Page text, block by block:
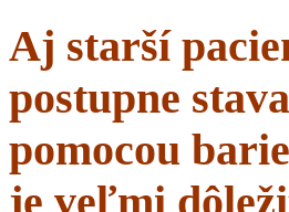
Aj starší
postupne
pomocou
je veľmi